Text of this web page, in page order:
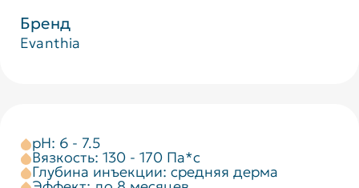
Бренд
Evanthia
pH: 6 - 7.5
Вязкость: 130 - 170 Па*с
Глубина инъекции: средняя дерма